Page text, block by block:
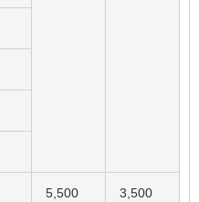
5,500 3,500